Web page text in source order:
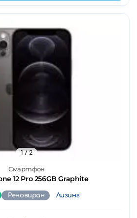
Смартфон
12 Pro 256GB Graphite
1/ 2
Реновиран Лизинг